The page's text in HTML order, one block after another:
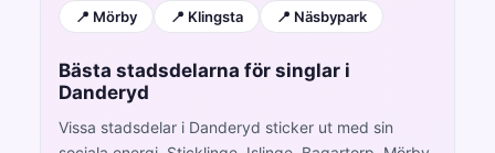
📍 Mörby
📍 Klingsta 📍 Näsbypark
Bästa stadsdelarna för singlar i
Danderyd
Vissa stadsdelar i Danderyd sticker ut med sin